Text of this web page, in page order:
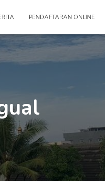
PENDAFTARAN ONLINE